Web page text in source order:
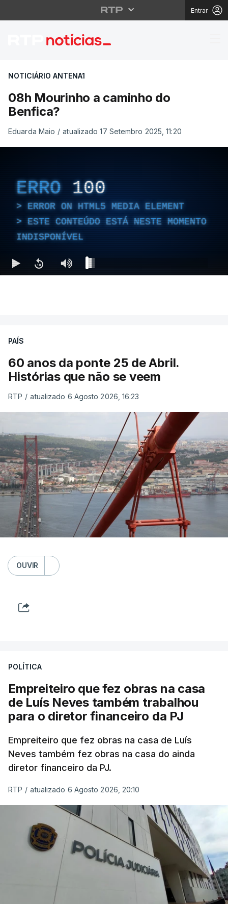
Entrar
08h Mourinho a
NOTICIÁRIO ANTENA1
08h Mourinho a caminho do
Benfica?
Eduarda Maio / atualizado 17 Setembro 2025, 11:20
ERRO 100
ERROR ON HTML5 MEDIA ELEMENT
ESTE CONTEÚDO ESTÁ NESTE MOMENTO
INDISPONÍVEL
PAÍS
60 anos da ponte 25 de Abril.
Histórias que não se veem
RTP / atualizado 6 Agosto 2026, 16:23
OUVIR
POLÍTICA
Empreiteiro que fez obras na casa
de Luís Neves também trabalhou
para o diretor financeiro da PJ
Empreiteiro que fez obras na casa de Luís
Neves também fez obras na casa do ainda
diretor financeiro da PJ.
RTP / atualizado 6 Agosto 2026, 20:10